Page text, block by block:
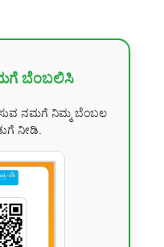
ಬೆಂಬಲಿಸಿ
ನಮಗೆ ನಿಮ್ಮ ಬೆಂಬಲ
ನೀಡಿ.